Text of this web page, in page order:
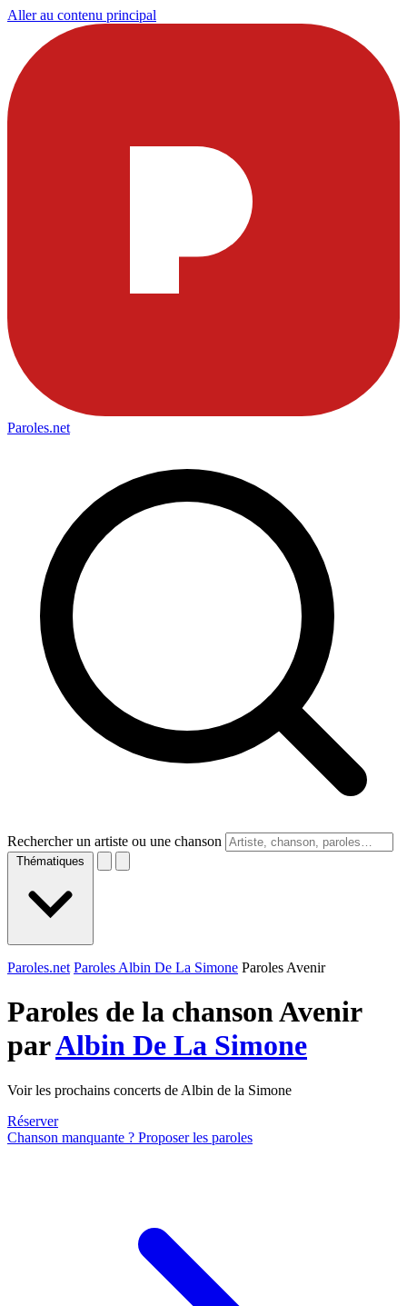
Aller au contenu principal
Paroles.net
Rechercher un artiste ou une chanson
Thématiques
Paroles.net Paroles Albin De La Simone Paroles Avenir
Paroles de la chanson Avenir
parAlbin De La Simone
Voir les prochains concerts de Albin de la Simone
Réserver
Chanson manquante ? Proposer les paroles